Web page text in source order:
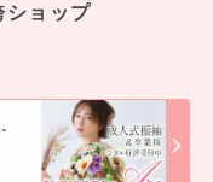
ショップ
川立飛店